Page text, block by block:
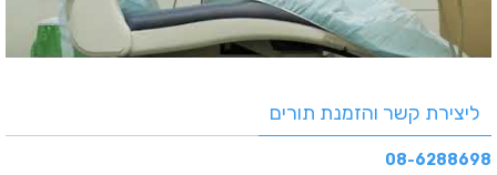
ליצירת קשר והזמנת תורים
08-6288698